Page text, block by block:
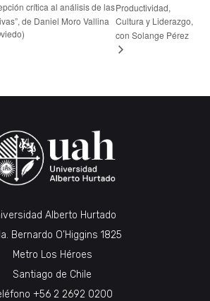
crítica al análisis de las
de Daniel Moro Vallina
Productividad,
Cultura y Liderazgo,
con Solange Pérez
Alberto Hurtado
Bernardo O’Higgins 1825
Metro Los Héroes
Santiago de Chile
+56 2 2692 0200